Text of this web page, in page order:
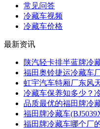
常见问答
冷藏车视频
冷藏车价格
最新资讯
陕汽轻卡排半蓝牌冷
福田奥铃捷运冷藏车
虹宇汽车特厢厂东风
冷藏车保养知多少？
品质最优的福田牌冷
福田牌冷藏车
福田牌冷藏车哪个厂